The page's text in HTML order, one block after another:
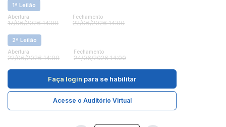
R$
1ª Leilão
Abertura
17/06/2026 14:00
Fechamento
22/06/2026 14:00
2ª Leilão
Abertura
22/06/2026 14:00
Fechamento
24/06/2026 14:00
Faça login para se habilitar
Acesse o Auditório Virtual